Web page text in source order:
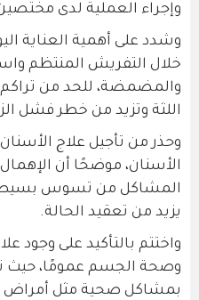
وإجراء العملية لدى
وشدد على أهمية العناية
خلال التفريش المنتظم
والمضمضة، للحد من تراكم
اللثة وتزيد من خطر فشل
وحذر من تأجيل علاج
الأسنان، موضحًا أن
المشاكل من تسوس بسيط
يزيد من تعقيد الحالة.
واختتم بالتأكيد على وجود
وصحة الجسم عمومًا، حيث
بمشاكل صحية مثل أمراض